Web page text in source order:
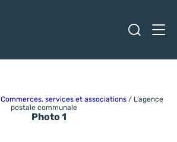
Commerces, services et associations / L’agence
postale communale
Photo 1